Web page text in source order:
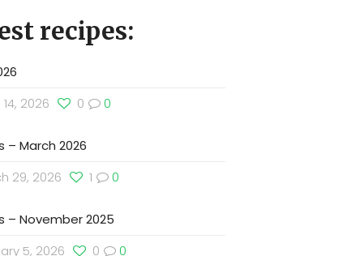
recipes:
2026
0
0
– March 2026
29, 2026
0
1
– November 2025
5, 2026
0
0